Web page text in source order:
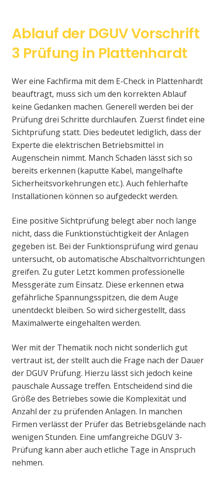
Ablauf der DGUV Vorschrift
3 Prüfung in Plattenhardt
Wer eine Fachfirma mit dem E-Check in Plattenhardt
beauftragt, muss sich um den korrekten Ablauf
keine Gedanken machen. Generell werden bei der
Prüfung drei Schritte durchlaufen. Zuerst findet eine
Sichtprüfung statt. Dies bedeutet lediglich, dass der
Experte die elektrischen Betriebsmittel in
Augenschein nimmt. Manch Schaden lässt sich so
bereits erkennen (kaputte Kabel, mangelhafte
Sicherheitsvorkehrungen etc.). Auch fehlerhafte
Installationen können so aufgedeckt werden.
Eine positive Sichtprüfung belegt aber noch lange
nicht, dass die Funktionstüchtigkeit der Anlagen
gegeben ist. Bei der Funktionsprüfung wird genau
untersucht, ob automatische Abschaltvorrichtungen
greifen. Zu guter Letzt kommen professionelle
Messgeräte zum Einsatz. Diese erkennen etwa
gefährliche Spannungsspitzen, die dem Auge
unentdeckt bleiben. So wird sichergestellt, dass
Maximalwerte eingehalten werden.
Wer mit der Thematik noch nicht sonderlich gut
vertraut ist, der stellt auch die Frage nach der Dauer
der DGUV Prüfung. Hierzu lässt sich jedoch keine
pauschale Aussage treffen. Entscheidend sind die
Größe des Betriebes sowie die Komplexität und
Anzahl der zu prüfenden Anlagen. In manchen
Firmen verlässt der Prüfer das Betriebsgelände nach
wenigen Stunden. Eine umfangreiche DGUV 3-
Prüfung kann aber auch etliche Tage in Anspruch
nehmen.